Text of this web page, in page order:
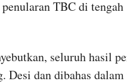
TBC di tengah
seluruh hasil
Desi dan dibahas